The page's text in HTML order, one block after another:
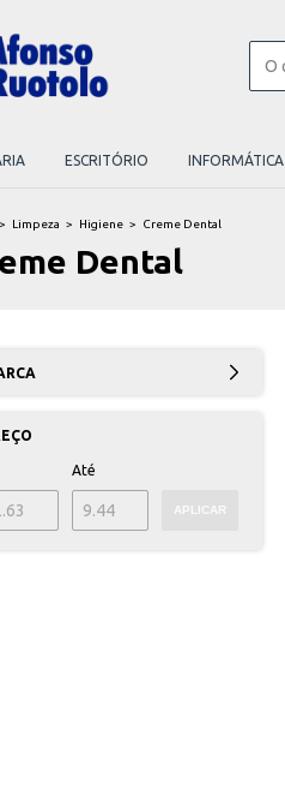
ESCRITÓRIO INFORMÁTICA
> Limpeza > Higiene > Creme Dental
Dental
Até
APLICAR